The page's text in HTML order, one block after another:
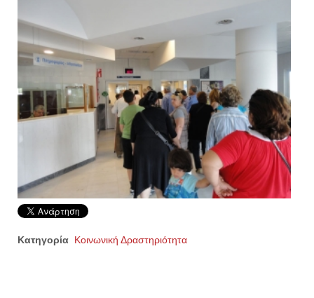
Κατηγορία Κοινωνική Δραστηριότητα